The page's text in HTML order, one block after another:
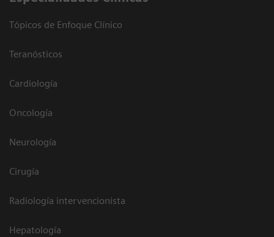
Tópicos de Enfoque Clínico
Teranósticos
Cardiología
Oncología
Neurología
Cirugía
Radiología intervencionista
Hepatología